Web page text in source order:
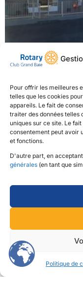
Pour offrir les meilleures
telles que les cookies
appareils. Le fait de
traiter des données telles
uniques sur ce site. Le
consentement peut avoir
et fonctions.
D'autre part, en
générales (en tant que
Politique de